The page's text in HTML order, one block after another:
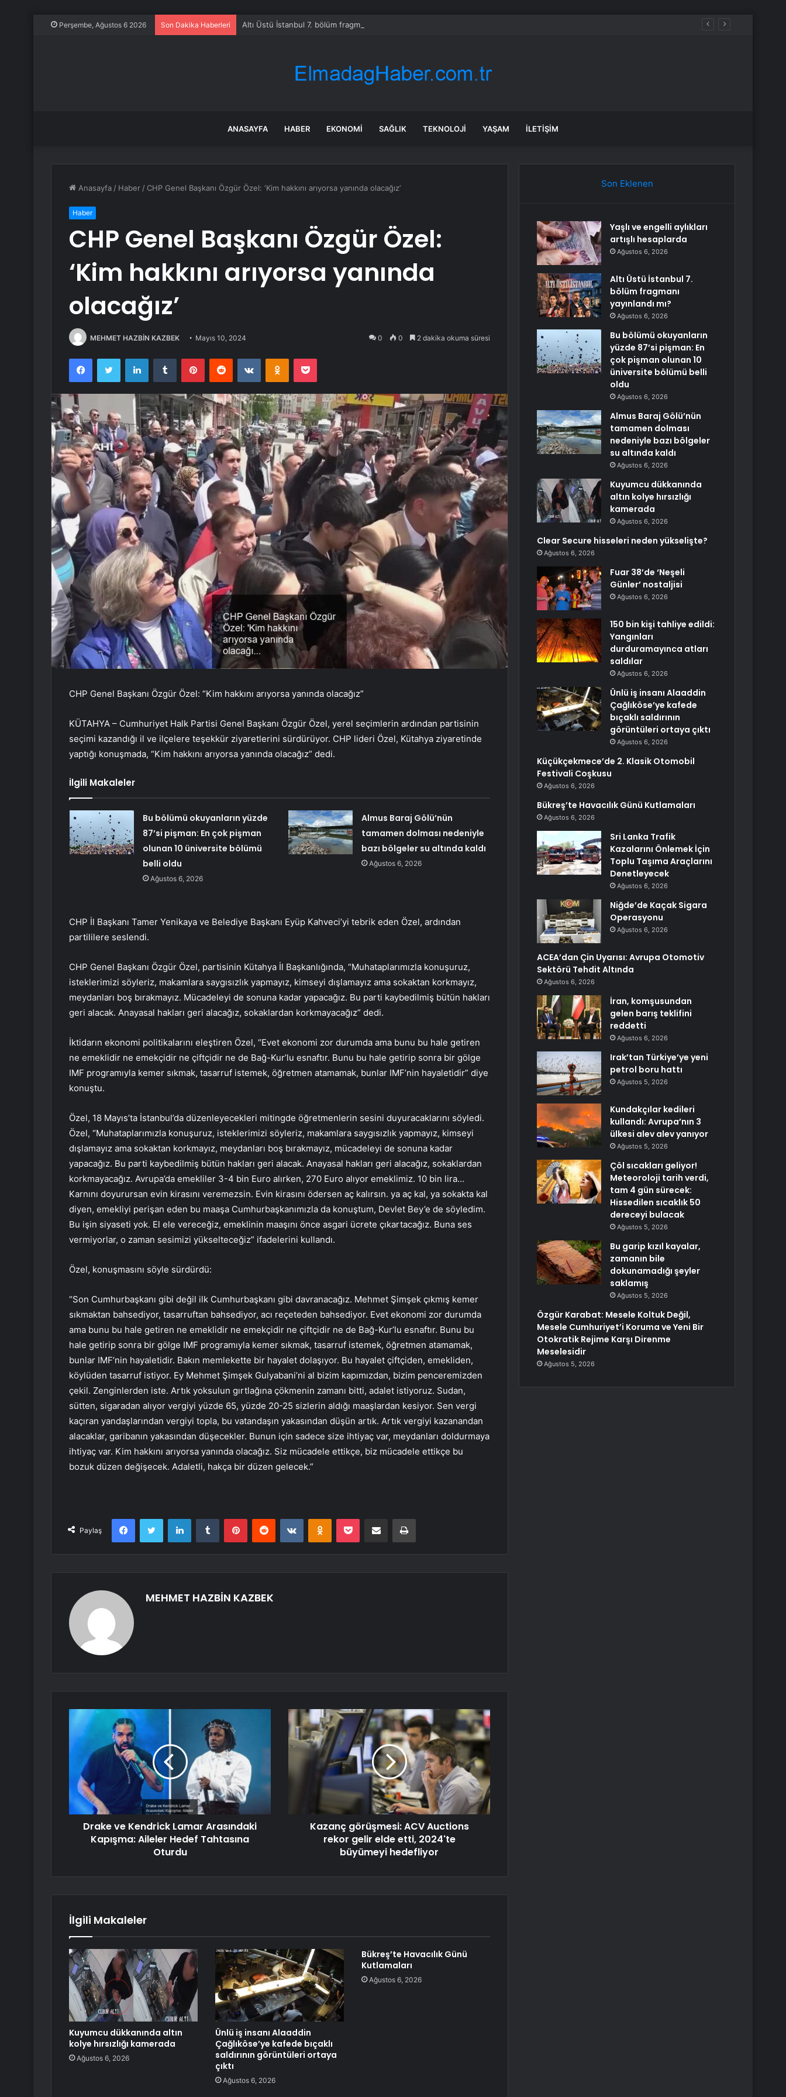
Perşembe, Ağustos 6 2026 Son Dakika Haberleri Altı Üstü İstanbul 7. bölüm fragmanı yayınlandı mı?
ANASAYFA HABER EKONOMI SAĞLIK TEKNOLOJI YAŞAM İLETIŞIM
Anasayfa / Haber / CHP Genel Başkanı Özgür Özel: ‘Kim hakkını arıyorsa yanında olacağız’
Haber
CHP Genel Başkanı Özgür Özel:
‘Kim hakkını arıyorsa yanında
olacağız’
MEHMET HAZBİN KAZBEK Mayıs 10, 2024 0 0 2 dakika okuma süresi
FacebookTwitter LinkedInTumblr PinterestReddit VKontakteOdnoklassniki
Pocket
CHP Genel Başkanı Özgür Özel: “Kim hakkını arıyorsa yanında olacağız”
KÜTAHYA – Cumhuriyet Halk Partisi Genel Başkanı Özgür Özel, yerel seçimlerin ardından partisinin
seçimi kazandığı il ve ilçelere teşekkür ziyaretlerini sürdürüyor. CHP lideri Özel, Kütahya ziyaretinde
yaptığı konuşmada, “Kim hakkını arıyorsa yanında olacağız” dedi.
İlgili Makaleler
Bu bölümü okuyanların yüzde
87’si pişman: En çok pişman
olunan 10 üniversite bölümü
belli oldu
Ağustos 6, 2026
Almus Baraj Gölü’nün
tamamen dolması nedeniyle
bazı bölgeler su altında kaldı
Ağustos 6, 2026
CHP İl Başkanı Tamer Yenikaya ve Belediye Başkanı Eyüp Kahveci’yi tebrik eden Özel, ardından
partililere seslendi.
CHP Genel Başkanı Özgür Özel, partisinin Kütahya İl Başkanlığında, “Muhataplarımızla konuşuruz,
isteklerimizi söyleriz, makamlara saygısızlık yapmayız, kimseyi dışlamayız ama sokaktan korkmayız,
meydanları boş bırakmayız. Mücadeleyi de sonuna kadar yapacağız. Bu parti kaybedilmiş bütün hakları
geri alacak. Anayasal hakları geri alacağız, sokaklardan korkmayacağız” dedi.
İktidarın ekonomi politikalarını eleştiren Özel, “Evet ekonomi zor durumda ama bunu bu hale getiren
ne emeklidir ne emekçidir ne çiftçidir ne de Bağ-Kur’lu esnaftır. Bunu bu hale getirip sonra bir gölge
IMF programıyla kemer sıkmak, tasarruf istemek, öğretmen atamamak, bunlar IMF’nin hayaletidir” diye
konuştu.
Özel, 18 Mayıs’ta İstanbul’da düzenleyecekleri mitingde öğretmenlerin sesini duyuracaklarını söyledi.
Özel, “Muhataplarımızla konuşuruz, isteklerimizi söyleriz, makamlara saygısızlık yapmayız, kimseyi
dışlamayız ama sokaktan korkmayız, meydanları boş bırakmayız, mücadeleyi de sonuna kadar
yapacağız. Bu parti kaybedilmiş bütün hakları geri alacak. Anayasal hakları geri alacağız, sokaklardan
korkmayacağız. Avrupa’da emekliler 3-4 bin Euro alırken, 270 Euro alıyor emeklimiz. 10 bin lira…
Karnını doyurursan evin kirasını veremezsin. Evin kirasını ödersen aç kalırsın. ya aç kal, ya sokakta kal
diyen, emekliyi perişan eden bu maaşa Cumhurbaşkanımızla da konuştum, Devlet Bey’e de söyledim.
Bu işin siyaseti yok. El ele vereceğiz, emeklinin maaşını önce asgari ücrete çıkartacağız. Buna ses
vermiyorlar, o zaman sesimizi yükselteceğiz” ifadelerini kullandı.
Özel, konuşmasını söyle sürdürdü:
“Son Cumhurbaşkanı gibi değil ilk Cumhurbaşkanı gibi davranacağız. Mehmet Şimşek çıkmış kemer
sıkmaktan bahsediyor, tasarruftan bahsediyor, acı reçeteden bahsediyor. Evet ekonomi zor durumda
ama bunu bu hale getiren ne emeklidir ne emekçidir ne çiftçidir ne de Bağ-Kur’lu esnaftır. Bunu bu
hale getirip sonra bir gölge IMF programıyla kemer sıkmak, tasarruf istemek, öğretmen atamamak,
bunlar IMF’nin hayaletidir. Bakın memlekette bir hayalet dolaşıyor. Bu hayalet çiftçiden, emekliden,
köylüden tasarruf istiyor. Ey Mehmet Şimşek Gulyabani’ni al bizim kapımızdan, bizim penceremizden
çekil. Zenginlerden iste. Artık yoksulun gırtlağına çökmenin zamanı bitti, adalet istiyoruz. Sudan,
sütten, sigaradan alıyor vergiyi yüzde 65, yüzde 20-25 sizlerin aldığı maaşlardan kesiyor. Sen vergi
kaçıran yandaşlarından vergiyi topla, bu vatandaşın yakasından düşün artık. Artık vergiyi kazanandan
alacaklar, garibanın yakasından düşecekler. Bunun için sadece size ihtiyaç var, meydanları doldurmaya
ihtiyaç var. Kim hakkını arıyorsa yanında olacağız. Siz mücadele ettikçe, biz mücadele ettikçe bu
bozuk düzen değişecek. Adaletli, hakça bir düzen gelecek.”
Paylaş
FacebookTwitter LinkedInTumblr PinterestReddit VKontakteOdnoklassniki
Pocket E-Posta ile paylaş Yazdır
MEHMET HAZBİN KAZBEK
Drake ve Kendrick Lamar Arasındaki
Kapışma: Aileler Hedef Tahtasına
Oturdu
Kazanç görüşmesi: ACV Auctions
rekor gelir elde etti, 2024'te
büyümeyi hedefliyor
İlgili Makaleler
Kuyumcu dükkanında altın
kolye hırsızlığı kamerada
Ağustos 6, 2026
Ünlü iş insanı Alaaddin
Çağlıköse’ye kafede bıçaklı
saldırının görüntüleri ortaya
çıktı
Ağustos 6, 2026
Bükreş’te Havacılık Günü
Kutlamaları
Ağustos 6, 2026
Son Eklenen
Yaşlı ve engelli aylıkları
artışlı hesaplarda
Ağustos 6, 2026
Altı Üstü İstanbul 7.
bölüm fragmanı
yayınlandı mı?
Ağustos 6, 2026
Bu bölümü okuyanların
yüzde 87’si pişman: En
çok pişman olunan 10
üniversite bölümü belli
oldu
Ağustos 6, 2026
Almus Baraj Gölü’nün
tamamen dolması
nedeniyle bazı bölgeler
su altında kaldı
Ağustos 6, 2026
Kuyumcu dükkanında
altın kolye hırsızlığı
kamerada
Ağustos 6, 2026
Clear Secure hisseleri neden yükselişte?
Ağustos 6, 2026
Fuar 38’de ‘Neşeli
Günler’ nostaljisi
Ağustos 6, 2026
150 bin kişi tahliye edildi:
Yangınları
durduramayınca atları
saldılar
Ağustos 6, 2026
Ünlü iş insanı Alaaddin
Çağlıköse’ye kafede
bıçaklı saldırının
görüntüleri ortaya çıktı
Ağustos 6, 2026
Küçükçekmece’de 2. Klasik Otomobil
Festivali Coşkusu
Ağustos 6, 2026
Bükreş’te Havacılık Günü Kutlamaları
Ağustos 6, 2026
Sri Lanka Trafik
Kazalarını Önlemek İçin
Toplu Taşıma Araçlarını
Denetleyecek
Ağustos 6, 2026
Niğde’de Kaçak Sigara
Operasyonu
Ağustos 6, 2026
ACEA’dan Çin Uyarısı: Avrupa Otomotiv
Sektörü Tehdit Altında
Ağustos 6, 2026
İran, komşusundan
gelen barış teklifini
reddetti
Ağustos 6, 2026
Irak’tan Türkiye’ye yeni
petrol boru hattı
Ağustos 5, 2026
Kundakçılar kedileri
kullandı: Avrupa’nın 3
ülkesi alev alev yanıyor
Ağustos 5, 2026
Çöl sıcakları geliyor!
Meteoroloji tarih verdi,
tam 4 gün sürecek:
Hissedilen sıcaklık 50
dereceyi bulacak
Ağustos 5, 2026
Bu garip kızıl kayalar,
zamanın bile
dokunamadığı şeyler
saklamış
Ağustos 5, 2026
Özgür Karabat: Mesele Koltuk Değil,
Mesele Cumhuriyet’i Koruma ve Yeni Bir
Otokratik Rejime Karşı Direnme
Meselesidir
Ağustos 5, 2026